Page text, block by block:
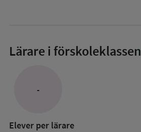
Lärare i förskoleklassen
-
Elever per lärare